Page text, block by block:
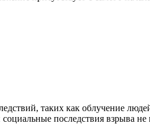
таких как облучение
последствия взрыва